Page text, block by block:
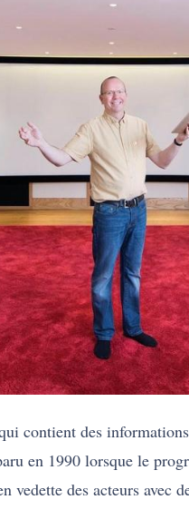
contient des
en 1990 lorsque le
des acteurs avec